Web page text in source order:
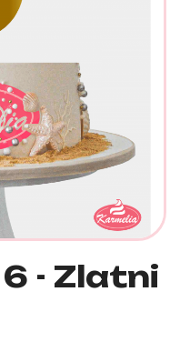
- Zlatni